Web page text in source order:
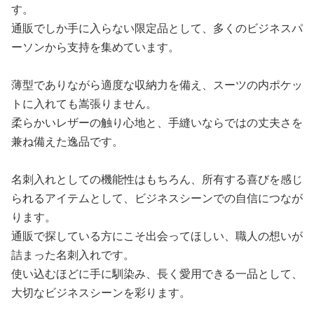
す。
通販でしか手に入らない限定品として、多くのビジネスパ
ーソンから支持を集めています。
薄型でありながら適度な収納力を備え、スーツの内ポケッ
トに入れても嵩張りません。
柔らかいレザーの触り心地と、手縫いならではの丈夫さを
兼ね備えた逸品です。
名刺入れとしての機能性はもちろん、所有する喜びを感じ
られるアイテムとして、ビジネスシーンでの自信につなが
ります。
通販で探している方にこそ出会ってほしい、職人の想いが
詰まった名刺入れです。
使い込むほどに手に馴染み、長く愛用できる一品として、
大切なビジネスシーンを彩ります。